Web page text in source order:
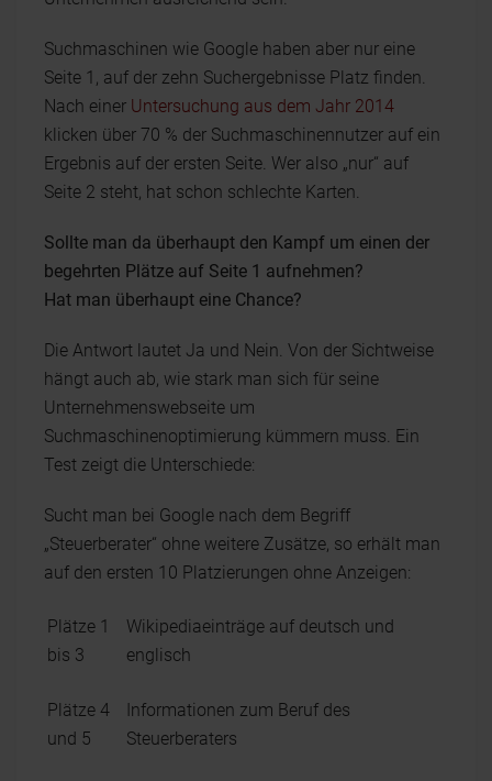
Suchmaschinen wie Google haben aber nur eine
Seite 1, auf der zehn Suchergebnisse Platz finden.
Nach einer Untersuchung aus dem Jahr 2014
klicken über 70 % der Suchmaschinennutzer auf ein
Ergebnis auf der ersten Seite. Wer also „nur“ auf
Seite 2 steht, hat schon schlechte Karten.
Sollte man da überhaupt den Kampf um einen der
begehrten Plätze auf Seite 1 aufnehmen?
Hat man überhaupt eine Chance?
Die Antwort lautet Ja und Nein. Von der Sichtweise
hängt auch ab, wie stark man sich für seine
Unternehmenswebseite um
Suchmaschinenoptimierung kümmern muss. Ein
Test zeigt die Unterschiede:
Sucht man bei Google nach dem Begriff
„Steuerberater“ ohne weitere Zusätze, so erhält man
auf den ersten 10 Platzierungen ohne Anzeigen:
Plätze 1
bis 3
Wikipediaeinträge auf deutsch und
englisch
Plätze 4
und 5
Informationen zum Beruf des
Steuerberaters